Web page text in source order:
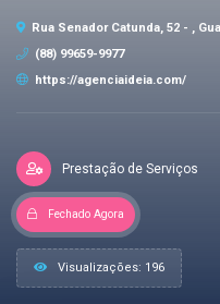
Rua Senador Catunda, 52 - ,
(88) 99659-9977
https://agenciaideia.com/
Prestação de Serviços
Fechado Agora
Visualizações: 196